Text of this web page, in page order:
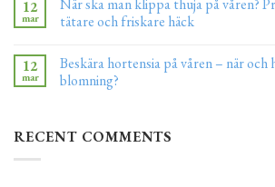
12
mar
När ska man klippa thuja på våren?
tätare och friskare häck
12
mar
Beskära hortensia på våren – när
blomning?
RECENT COMMENTS